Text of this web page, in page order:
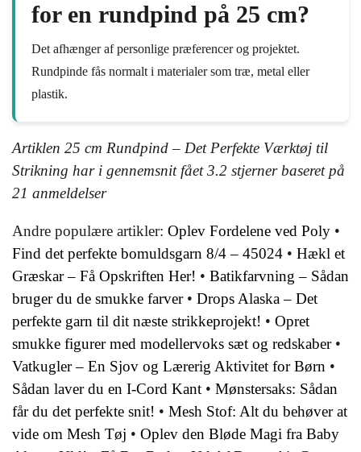
for en rundpind på 25 cm?
Det afhænger af personlige præferencer og projektet.
Rundpinde fås normalt i materialer som træ, metal eller
plastik.
Artiklen 25 cm Rundpind – Det Perfekte Værktøj til
Strikning har i gennemsnit fået3.2 stjerner baseret på
21 anmeldelser
Andre populære artikler: Oplev Fordelene ved Poly •
Find det perfekte bomuldsgarn 8/4 – 45024 • Hækl et
Græskar – Få Opskriften Her! • Batikfarvning – Sådan
bruger du de smukke farver• Drops Alaska – Det
perfekte garn til dit næste strikkeprojekt! • Opret
smukke figurer med modellervoks sæt og redskaber•
Vatkugler – En Sjov og Lærerig Aktivitet for Børn •
Sådan laver du en I-Cord Kant • Mønstersaks: Sådan
får du det perfekte snit! • Mesh Stof: Alt du behøver at
vide om Mesh Tøj • Oplev den Bløde Magi fra Baby